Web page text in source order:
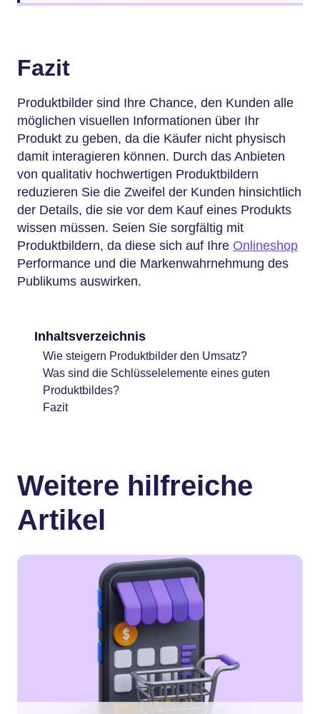
Fazit
Produktbilder sind Ihre Chance, den Kunden alle
möglichen visuellen Informationen über Ihr
Produkt zu geben, da die Käufer nicht physisch
damit interagieren können. Durch das Anbieten
von qualitativ hochwertigen Produktbildern
reduzieren Sie die Zweifel der Kunden hinsichtlich
der Details, die sie vor dem Kauf eines Produkts
wissen müssen. Seien Sie sorgfältig mit
Produktbildern, da diese sich auf Ihre Onlineshop
Performance und die Markenwahrnehmung des
Publikums auswirken.
Inhaltsverzeichnis
Wie steigern Produktbilder den Umsatz?
Was sind die Schlüsselelemente eines guten
Produktbildes?
Fazit
Weitere hilfreiche
Artikel